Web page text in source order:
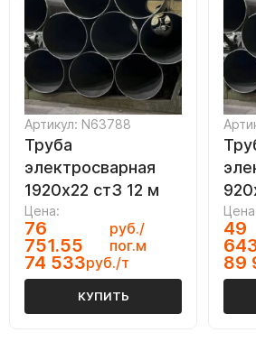
Артикул: N63788
Труба
электросварная
1920х22 ст3 12 м
Цена:
76
751.55
руб./
пог.м
74 533руб./т
КУПИТЬ
49
89